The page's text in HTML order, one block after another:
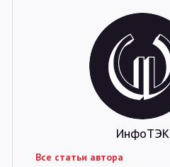
ИнфоТЭК
Все статьи автора